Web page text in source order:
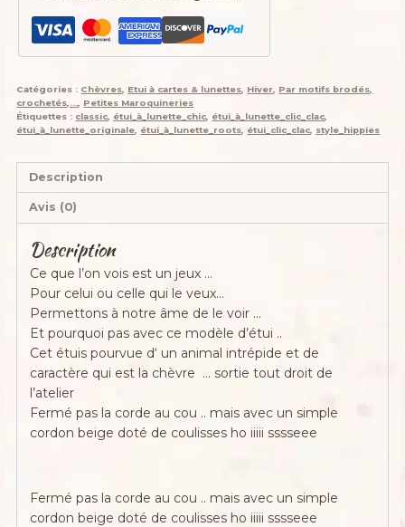
cartes
de
,
divinatoire
,
biquette
bleu
d'automne
cotons,
simili
motif
chèvre
crochetée
Catégories : Chèvres Etui à cartes & lunettes Hiver
Par motifs brodés,
crochetés,...
Petites Maroquineries
Étiquettes : classic étui_à_lunette_chic étui_à_lunette_clic_clac
étui_à_lunette_originale
étui_à_lunette_roots étui_clic_clac style_hippies
Description
Avis (0)
Description
Ce que l’on vois est un jeux …
Pour celui ou celle qui le veux…
Permettons à notre âme de le voir …
Et pourquoi pas avec ce modèle d’étui ..
Cet étuis pourvue d‘ un animal intrépide et de
caractère qui est la chèvre … sortie tout droit de
l’atelier
Fermé pas la corde au cou .. mais avec un simple
cordon beige doté de coulisses ho iiiii sssseee
Fermé pas la corde au cou .. mais avec un simple
cordon beige doté de coulisses ho iiiii sssseee